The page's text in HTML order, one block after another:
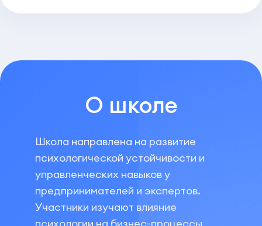
О школе
Школа направлена на развитие
психологической устойчивости и
управленческих навыков у
предпринимателей и экспертов.
Участники изучают влияние